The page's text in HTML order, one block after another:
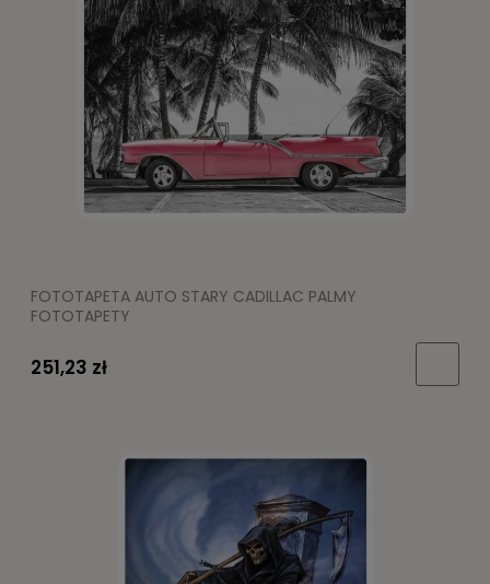
FOTOTAPETA AUTO STARY CADILLAC PALMY
FOTOTAPETY
251,23 zł